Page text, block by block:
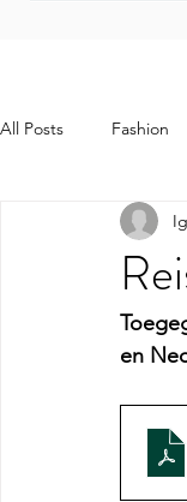
All Posts Fashion
en